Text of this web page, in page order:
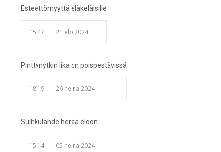
Esteettömyyttä eläkeläisille
15:47 21 elo 2024
Pinttynytkin lika on poispestävissä
18:19 26 heinä 2024
Suihkulähde herää eloon
15:14 05 heinä 2024